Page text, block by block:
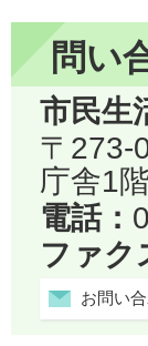
問い
市民
〒
庁舎1
電話：
ファク
お問い